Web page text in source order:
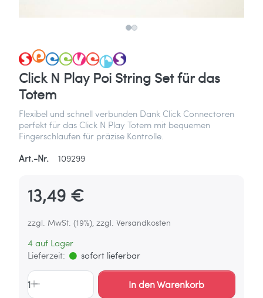
Click N Play Poi String Set für das
Totem
Flexibel und schnell verbunden Dank Click Connectoren
perfekt für das Click N Play Totem mit bequemen
Fingerschlaufen für präzise Kontrolle.
Art.-Nr.
109299
13,49 €
zzgl. MwSt. (19%), zzgl. Versandkosten
4 auf Lager
Lieferzeit:
sofort lieferbar
1 In den Warenkorb